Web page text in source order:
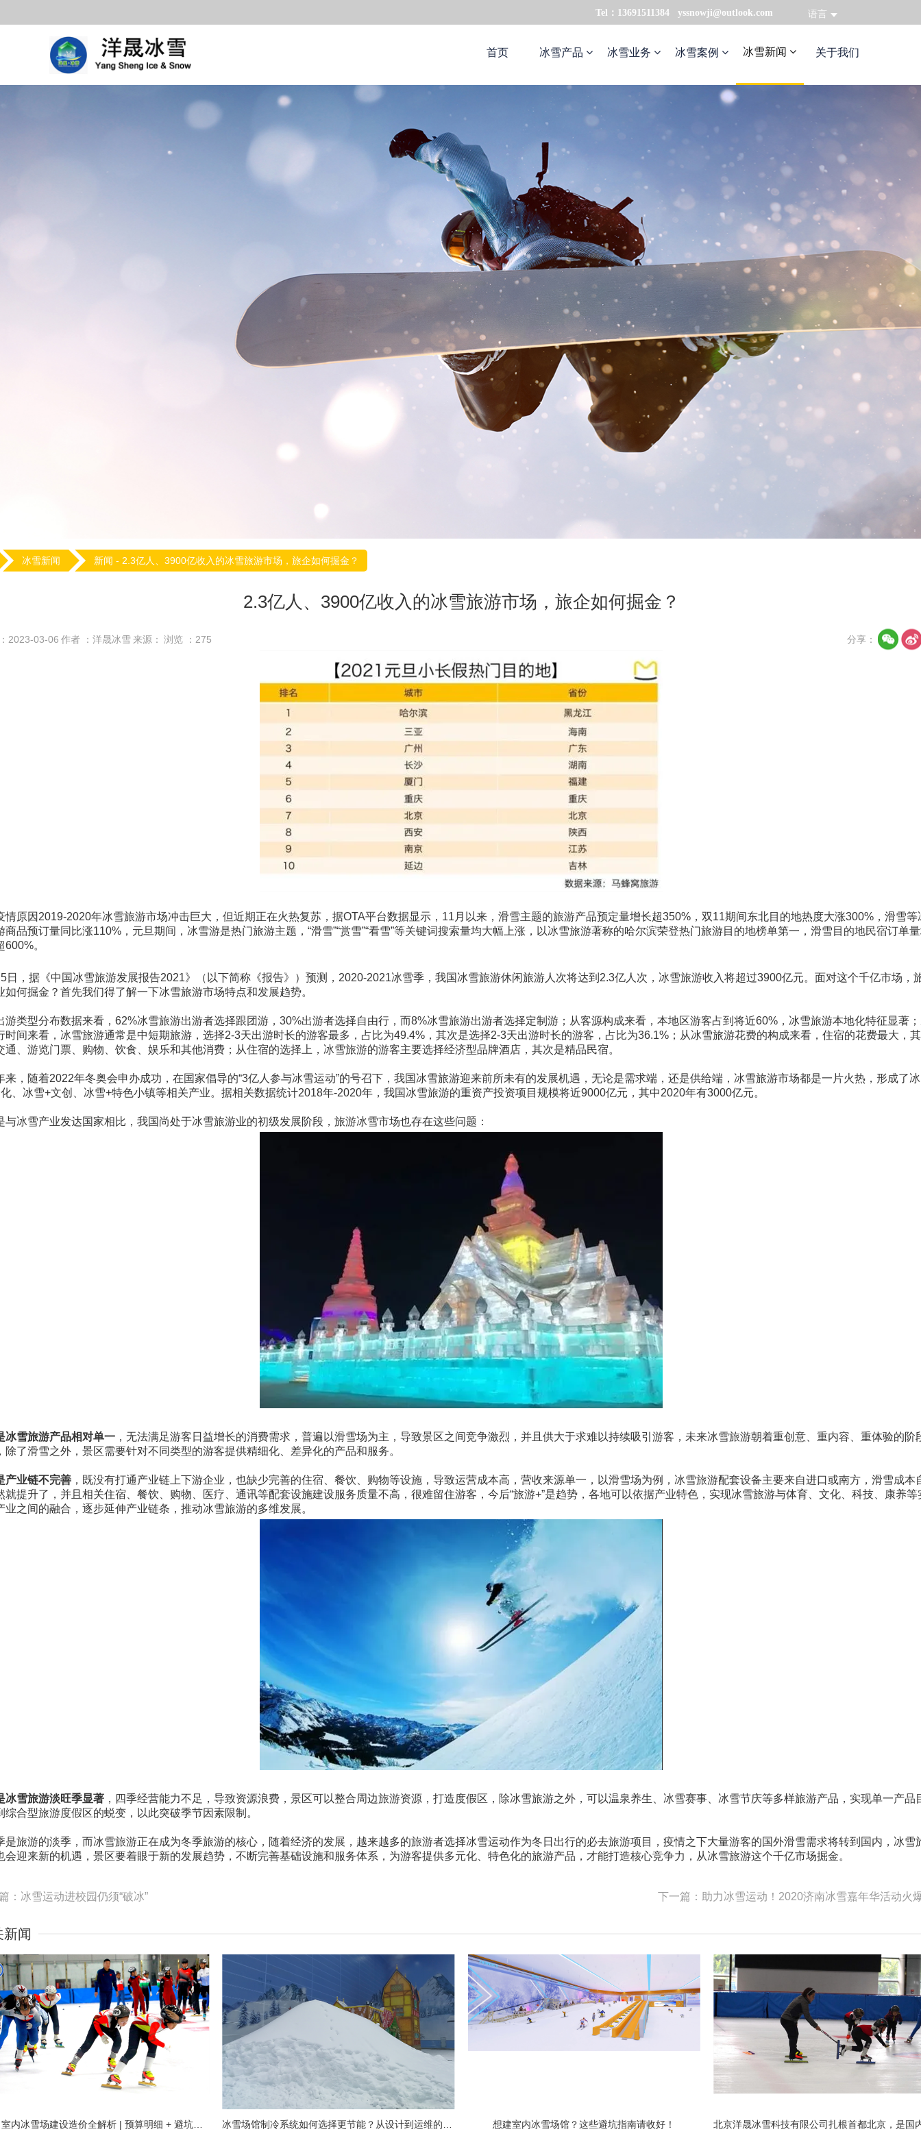
Tel：13691511384 yssnowji@outlook.com 语言
首页 冰雪产品 冰雪业务 冰雪案例 冰雪新闻 关于我们
冰雪新闻 新闻 - 2.3亿人、3900亿收入的冰雪旅游市场，旅企如何掘金？
2.3亿人、3900亿收入的冰雪旅游市场，旅企如何掘金？
2023-03-06 作者 ：洋晟冰雪 来源： 浏览 ： 275 分享：
情原因2019-2020年冰雪旅游市场冲击巨大，但近期正在火热复苏，据OTA平台数据显示，11月以来，滑雪主题的旅游产品预定量增长超350%，双11期间东北目的地热度大涨300%，滑雪等
商品预订量同比涨110%，元旦期间，冰雪游是热门旅游主题，“滑雪”“赏雪”“看雪”等关键词搜索量均大幅上涨，以冰雪旅游著称的哈尔滨荣登热门旅游目的地榜单第一，滑雪目的地民宿订单
600%。
日，据《中国冰雪旅游发展报告2021》（以下简称《报告》）预测，2020-2021冰雪季，我国冰雪旅游休闲旅游人次将达到2.3亿人次，冰雪旅游收入将超过3900亿元。面对这个千亿市场，
如何掘金？首先我们得了解一下冰雪旅游市场特点和发展趋势。
游类型分布数据来看，62%冰雪旅游出游者选择跟团游，30%出游者选择自由行，而8%冰雪旅游出游者选择定制游；从客源构成来看，本地区游客占到将近60%，冰雪旅游本地化特征显著
时间来看，冰雪旅游通常是中短期旅游，选择2-3天出游时长的游客最多，占比为49.4%，其次是选择2-3天出游时长的游客，占比为36.1%；从冰雪旅游花费的构成来看，住宿的花费最大，
通、游览门票、购物、饮食、娱乐和其他消费；从住宿的选择上，冰雪旅游的游客主要选择经济型品牌酒店，其次是精品民宿。
来，随着2022年冬奥会申办成功，在国家倡导的“3亿人参与冰雪运动”的号召下，我国冰雪旅游迎来前所未有的发展机遇，无论是需求端，还是供给端，冰雪旅游市场都是一片火热，形成了
、冰雪+文创、冰雪+特色小镇等相关产业。据相关数据统计2018年-2020年，我国冰雪旅游的重资产投资项目规模将近9000亿元，其中2020年有3000亿元。
与冰雪产业发达国家相比，我国尚处于冰雪旅游业的初级发展阶段，旅游冰雪市场也存在这些问题：
冰雪旅游产品相对单一 ，无法满足游客日益增长的消费需求，普遍以滑雪场为主，导致景区之间竞争激烈，并且供大于求难以持续吸引游客，未来冰雪旅游朝着重创意、重内容、重体验的阶
除了滑雪之外，景区需要针对不同类型的游客提供精细化、差异化的产品和服务。
产业链不完善 ，既没有打通产业链上下游企业，也缺少完善的住宿、餐饮、购物等设施，导致运营成本高，营收来源单一，以滑雪场为例，冰雪旅游配套设备主要来自进口或南方，滑雪成本
就提升了，并且相关住宿、餐饮、购物、医疗、通讯等配套设施建设服务质量不高，很难留住游客，今后“旅游+”是趋势，各地可以依据产业特色，实现冰雪旅游与体育、文化、科技、康养等
业之间的融合，逐步延伸产业链条，推动冰雪旅游的多维发展。
冰雪旅游淡旺季显著 ，四季经营能力不足，导致资源浪费，景区可以整合周边旅游资源，打造度假区，除冰雪旅游之外，可以温泉养生、冰雪赛事、冰雪节庆等多样旅游产品，实现单一产品
综合型旅游度假区的蜕变，以此突破季节因素限制。
是旅游的淡季，而冰雪旅游正在成为冬季旅游的核心，随着经济的发展，越来越多的旅游者选择冰雪运动作为冬日出行的必去旅游项目，疫情之下大量游客的国外滑雪需求将转到国内，冰雪
会迎来新的机遇，景区要着眼于新的发展趋势，不断完善基础设施和服务体系，为游客提供多元化、特色化的旅游产品，才能打造核心竞争力，从冰雪旅游这个千亿市场掘金。
：冰雪运动进校园仍须“破冰” 下一篇：助力冰雪运动！2020济南冰雪嘉年华活动火
新闻
​想建室内冰雪场馆？这些避坑指南请收好！